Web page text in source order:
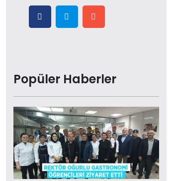
Popüler Haberler